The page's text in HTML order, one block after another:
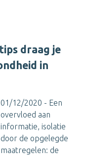
draag je
in
01/12/2020 - Een
overvloed aan
informatie, isolatie
door de opgelegde
maatregelen: de